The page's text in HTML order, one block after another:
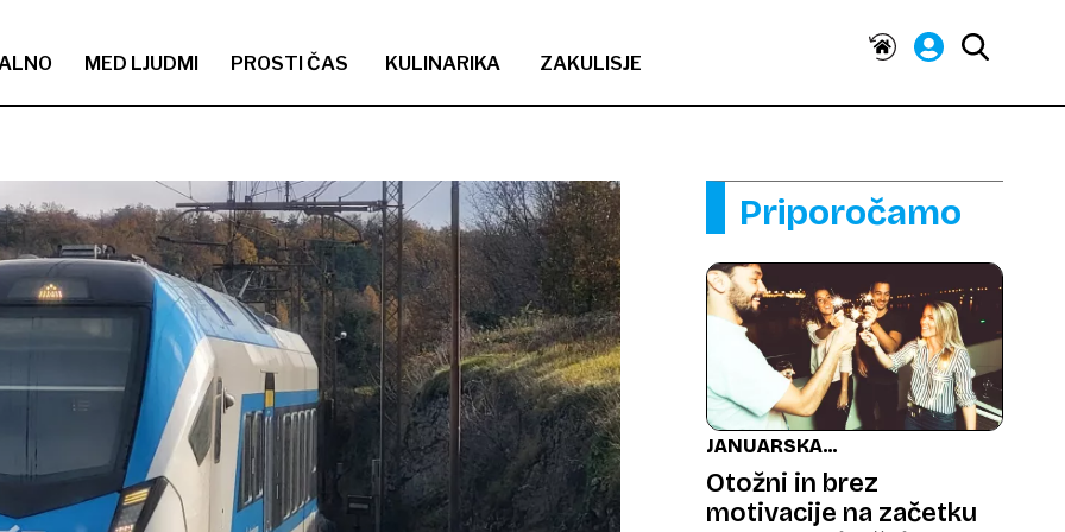
MED LJUDMI PROSTI ČAS KULINARIKA ZAKULISJE
Priporočamo
JANUARSKA
OTOŽNOST
Otožni in brez
motivacije na začetku